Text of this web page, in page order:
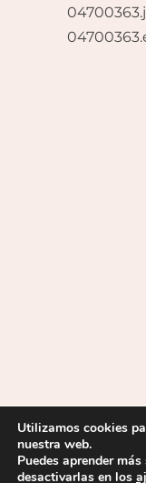
Utilizamos cookies
nuestra web.
Puedes aprender
desactivarlas en los